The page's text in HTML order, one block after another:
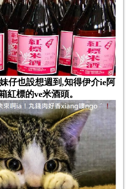
仔也設想週到,知得伊介ie阿
紅標的ve米酒頭。